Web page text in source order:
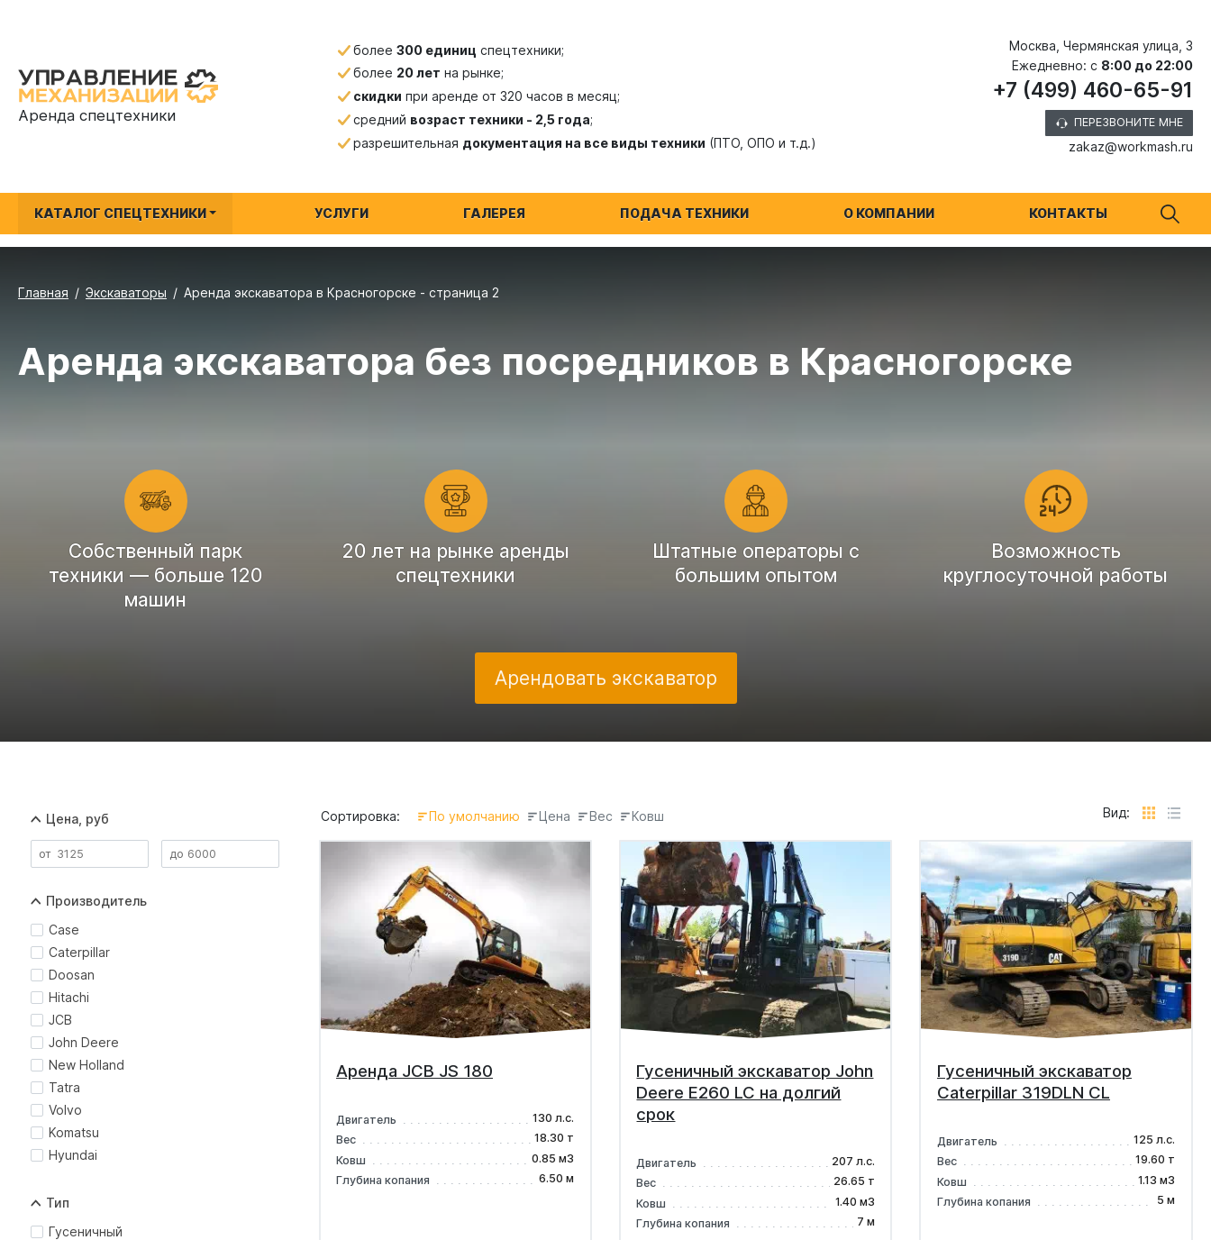
Аренда спецтехники
более 300 единиц спецтехники;
более 20 лет на рынке;
скидки при аренде от 320 часов в месяц;
средний возраст техники - 2,5 года;
разрешительная документация на все виды техники (ПТО, ОПО и т.д.)
Москва, Чермянская улица, 3
Ежедневно: с 8:00 до 22:00
+7 (499) 460-65-91
ПЕРЕЗВОНИТЕ МНЕ
zakaz@workmash.ru
КАТАЛОГ СПЕЦТЕХНИКИ УСЛУГИ ГАЛЕРЕЯ ПОДАЧА ТЕХНИКИ О КОМПАНИИ КОНТАКТЫ
Главная Экскаваторы Аренда экскаватора в Красногорске - страница 2
Аренда экскаватора без посредников в Красногорске
Cобственный парк
техники — больше 120
машин
20 лет на рынке аренды
спецтехники
Штатные операторы с
большим опытом
Возможность
круглосуточной работы
Арендовать экскаватор
Цена, руб
Производитель
Case
Caterpillar
Doosan
Hitachi
JCB
John Deere
New Holland
Tatra
Volvo
Komatsu
Hyundai
Тип
Гусеничный
Сортировка: По умолчанию Цена Вес Ковш Вид:
Аренда JCB JS 180
Двигатель
130 л.с.
Вес
18.30 т
Ковш
0.85 м3
Глубина копания
6.50 м
Гусеничный экскаватор John
Deere E260 LC на долгий
срок
Двигатель
207 л.с.
Вес
26.65 т
Ковш
1.40 м3
Глубина копания
7 м
Гусеничный экскаватор
Caterpillar 319DLN CL
Двигатель
125 л.с.
Вес
19.60 т
Ковш
1.13 м3
Глубина копания
5 м